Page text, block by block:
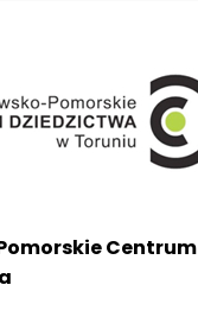
Centrum